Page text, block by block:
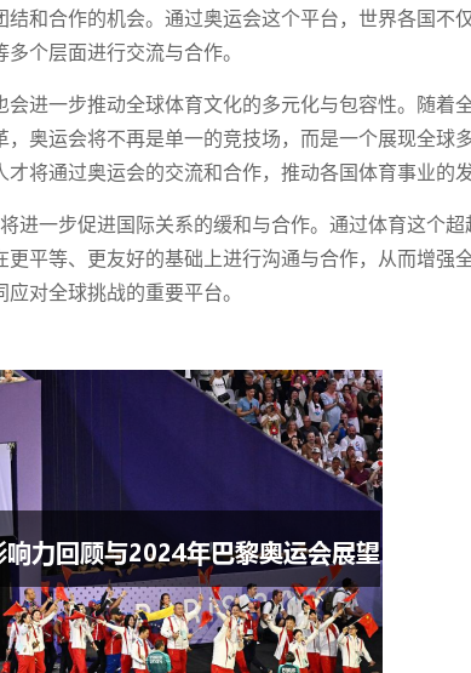
结和合作的机会。通过奥运会这个平台，世界各国不
个层面进行交流与合作。
会进一步推动全球体育文化的多元化与包容性。随着
奥运会将不再是单一的竞技场，而是一个展现全球
将通过奥运会的交流和合作，推动各国体育事业的发
进一步促进国际关系的缓和与合作。通过体育这个
更平等、更友好的基础上进行沟通与合作，从而增强
对全球挑战的重要平台。